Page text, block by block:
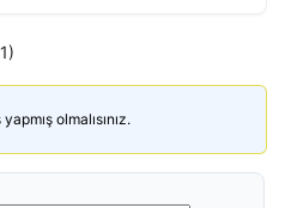
olmalısınız.